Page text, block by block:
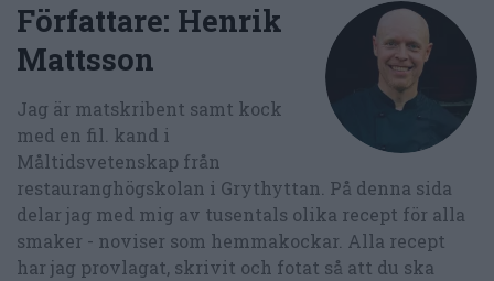
Författare: Henrik
Mattsson
Jag är matskribent samt kock
med en fil. kand i
Måltidsvetenskap från
restauranghögskolan i Grythyttan. På denna sida
delar jag med mig av tusentals olika recept för alla
smaker - noviser som hemmakockar. Alla recept
har jag provlagat, skrivit och fotat så att du ska